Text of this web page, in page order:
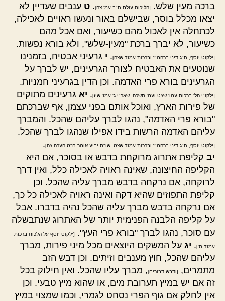
ברכה מעין שלש.
[הליכות עולם ח"ב עמ' צה]. ט ענבים שעדיין לא
יצאו מכלל בוסר, שבישלם באור ונעשו ראויים לאכילה,
לכתחלה אין לאכול מהם כשיעור, ואם אכל מהם
כשיעור, לא יברך ברכת "מעין-שלש", ולא בורא נפשות.
[ילקוט יוסף, ח"ג דיני ברהמ"ז וברכות עמוד שצה]. י גרעיני אבטיח, בזמנינו
שנוטעים את האבטיח לצורך הגרעינים, יש לברך על
הגרעינים בורא פרי האדמה. וכן הדין בגרעיני חמניות.
[ילקו"י הל' ברכות עמו' שצט ועמ' תשכה. שאר"י ג' עמו' שיז]. יא גרעינים מתוקים
של פירות הארץ, ואוכל אותם בפני עצמן, אף שברכתם
"בורא פרי האדמה", נהגו לברך עליהם שהכל. והמברך
עליהם האדמה הרשות בידו אפילו שנהגו לברך שהכל.
[ילקוט יוסף, ח"ג דיני ברהמ"ז וברכות עמוד שצט. שו"ת יביע אומר ח"ט הערה צה].
יב קליפת אתרוג מרוקחת בדבש או בסוכר, אם היא
הקליפה החיצונה, שאינה ראויה לאכילה כלל, ואין דרך
לרוקחה, אם נרקחה בדבש מברך עליה שהכל. וכן
קליפת התפוזים שהיא דקה ואינה ראויה לאכילה כל כך,
אם נרקחה בדבש מברך עליה שהכל נהיה בדברו. אבל
על קליפה הלבנה הפנימית יותר של האתרוג שנתבשלה
עם סוכר, נהגו לברך "בורא פרי העץ".
[ילקוט יוסף על הלכות ברכות
עמוד ת']. יג על המשקים היוצאים מכל מיני פירות, מברך
עליהם שהכל, חוץ מענבים וזיתים. וכן דבש הזב
מתמרים,
[ודבש דבורים], מברך עליו שהכל. ואין חילוק בכל
זה אם יש במיץ תערובת מים, או שהוא מיץ טבעי. וכן
אין לחלק אם גוף הפרי נסחט לגמרי, וכמו שמצוי במיץ